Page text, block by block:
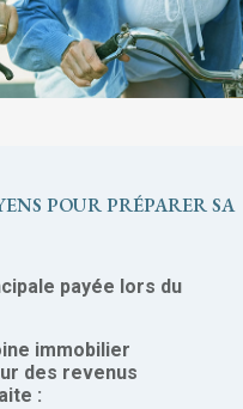
POUR PRÉPARER SA
payée lors du
immobilier
des revenus
: